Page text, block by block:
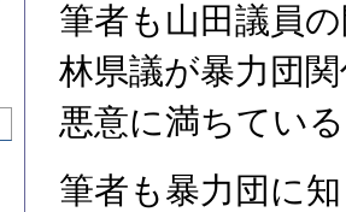
筆者も山田議員
林県議が暴力団
悪意に満ちてい
筆者も暴力団に